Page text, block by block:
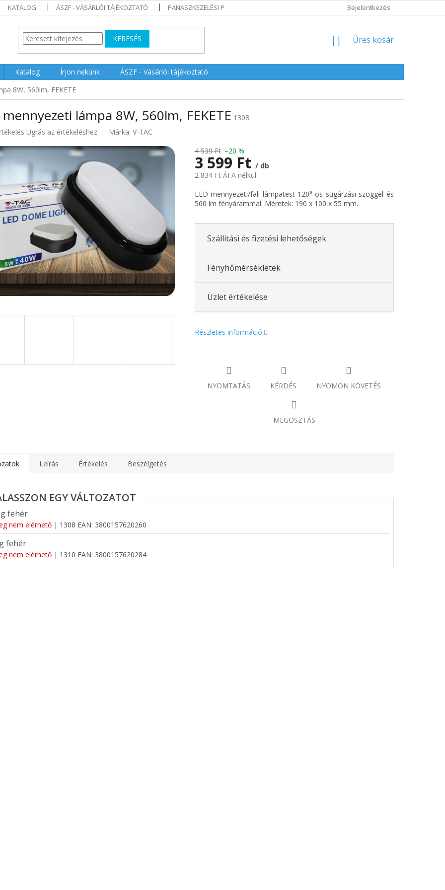
KATALOG ÁSZF - VÁSÁRLÓI TÁJÉKOZTATÓ PANASZKEZELÉSI POLITIKA Bejelentkezés
KERESÉS KOSÁR
Üres kosár
Katalog Írjon nekünk
ÁSZF - Vásárlói tájékoztató
8W, 560lm, FEKETE
mennyezeti lámpa 8W, 560lm, FEKETE 1308
Ugrás az értékeléshez Márka: V-TAC
4 539 Ft –20 %
3 599 Ft / db
2 834 Ft ÁFA nélkül
LED mennyezeti/fali lámpatest 120°-os sugárzási szöggel és
560 lm fényárammal. Méretek: 190 x 100 x 55 mm.
Szállítási és fizetési lehetőségek
Fényhőmérsékletek
Üzlet értékelése
Részletes információ
NYOMTATÁS KÉRDÉS NYOMON KÖVETÉS
MEGOSZTÁS
Leírás Értékelés Beszélgetés
fehér
nem elérhető | 1308 EAN: 3800157620260
fehér
nem elérhető | 1310 EAN: 3800157620284